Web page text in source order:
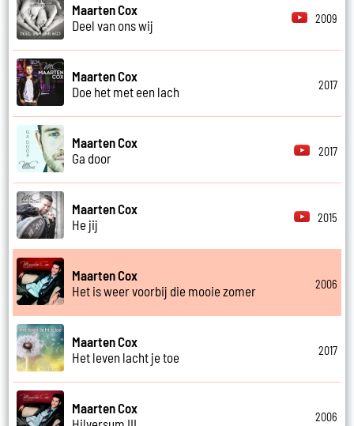
Maarten Cox
Deel van ons wij
2009
Maarten Cox
Doe het met een lach
2017
Maarten Cox
Ga door
2017
Maarten Cox
He jij
2015
Maarten Cox
Het is weer voorbij die mooie zomer
2006
Maarten Cox
Het leven lacht je toe
2017
Maarten Cox
2006